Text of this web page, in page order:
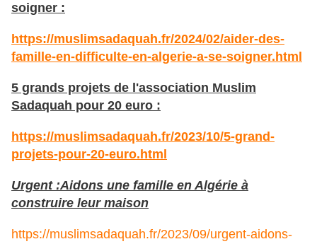
soigner :
https://muslimsadaquah.fr/2024/02/aider-des-
famille-en-difficulte-en-algerie-a-se-soigner.html
5 grands projets de l'association Muslim
Sadaquah pour 20 euro :
https://muslimsadaquah.fr/2023/10/5-grand-
projets-pour-20-euro.html
Urgent :Aidons une famille en Algérie à
construire leur maison
https://muslimsadaquah.fr/2023/09/urgent-aidons-